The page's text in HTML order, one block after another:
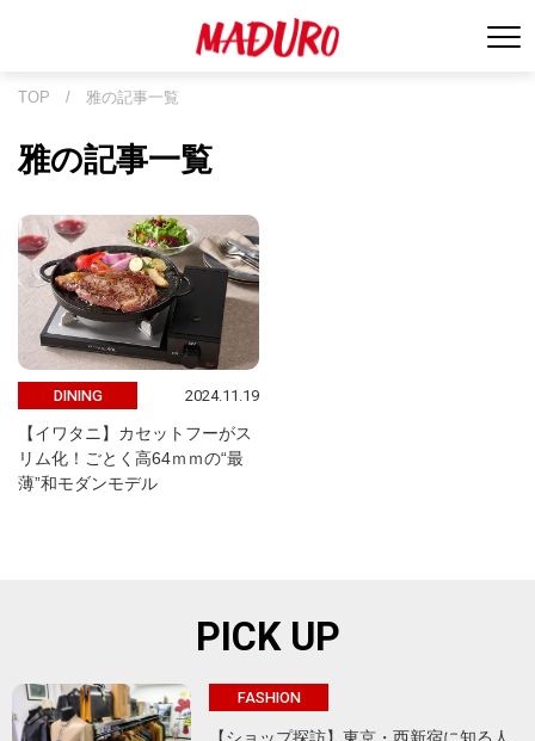
TOP / 雅の記事一覧
雅の記事一覧
DINING 2024.11.19
【イワタニ】カセットフーがス
リム化！ごとく高64ｍｍの“最
薄”和モダンモデル
PICK UP
FASHION